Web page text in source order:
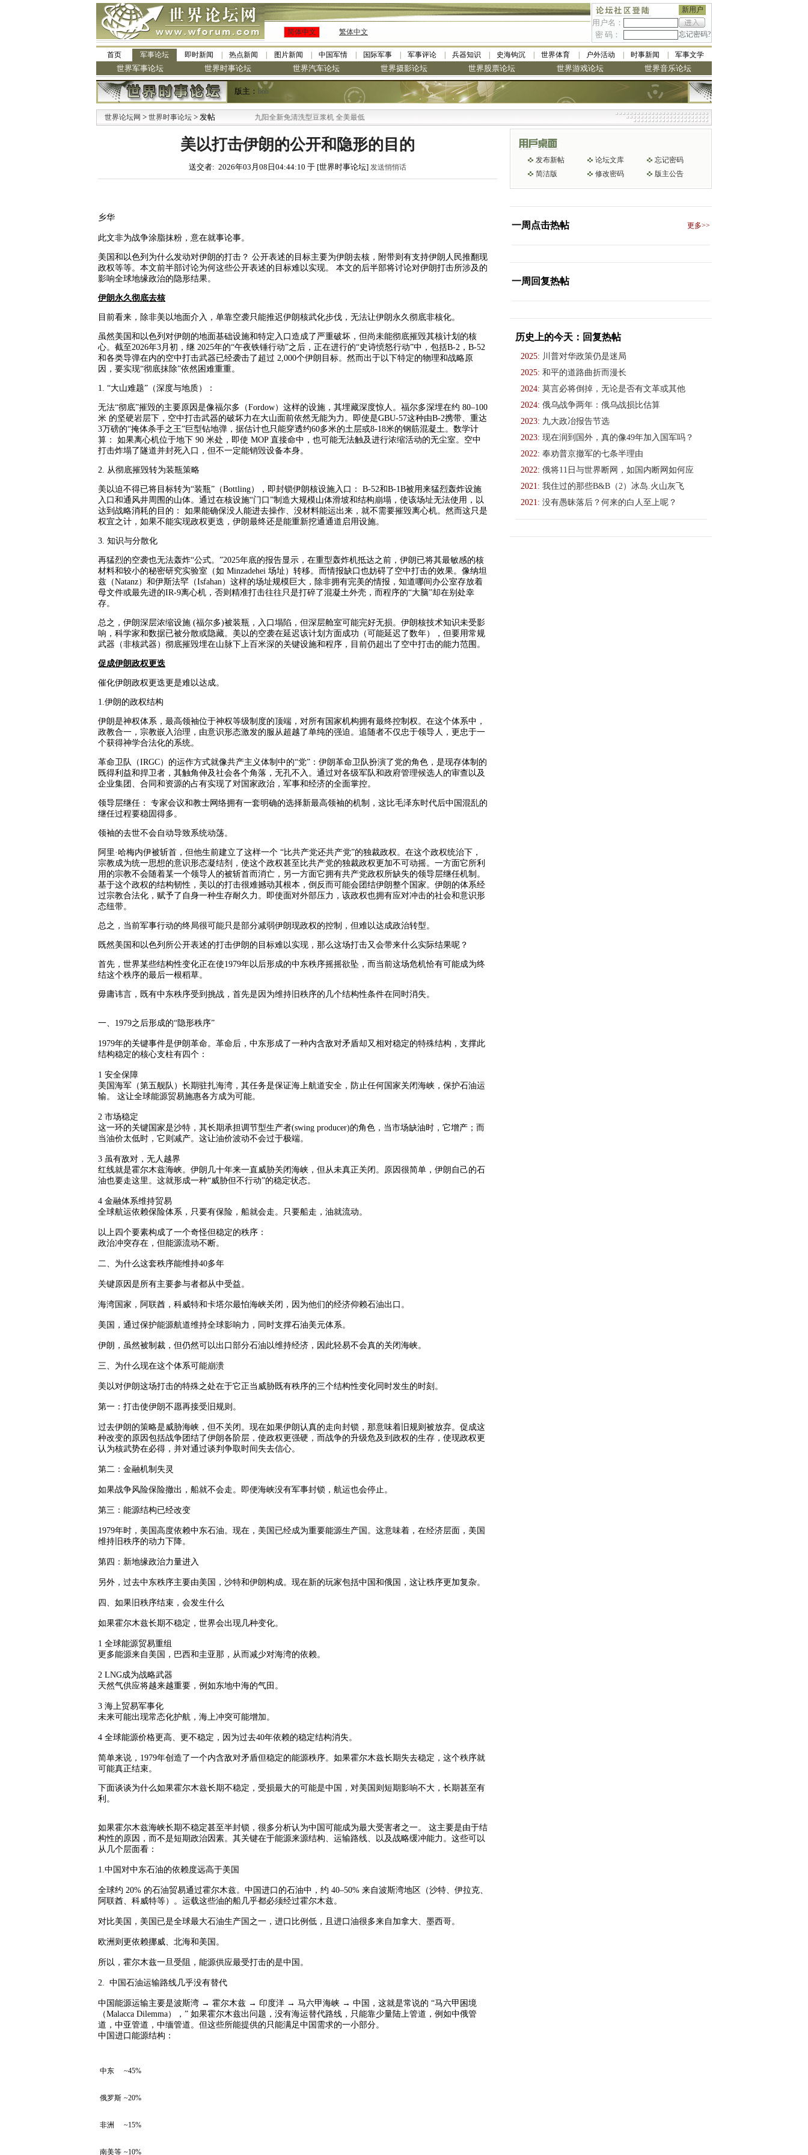
新用户
用户名：
密 码：
忘记密码?
简体中文 繁体中文
首页 军事论坛 即时新闻 热点新闻 图片新闻 中国军情 国际军事 军事评论 兵器知识 史海钩沉 世界体育 户外活动 时事新闻 军事文学
世界军事论坛 世界时事论坛 世界汽车论坛 世界摄影论坛 世界股票论坛 世界游戏论坛 世界音乐论坛
版主： bob
世界论坛网 > 世界时事论坛 > 发帖· 九阳全新免清洗型豆浆机 全美最低
美以打击伊朗的公开和隐形的目的
送交者: 2026年03月08日04:44:10 于 [世界时事论坛] 发送悄悄话
乡华
此文非为战争涂脂抹粉，意在就事论事。
美国和以色列为什么发动对伊朗的打击？ 公开表述的目标主要为伊朗去核，附带则有支持伊朗人民推翻现
政权等等。本文前半部讨论为何这些公开表述的目标难以实现。 本文的后半部将讨论对伊朗打击所涉及的
影响全球地缘政治的隐形结果。
伊朗永久彻底去核
目前看来，除非美以地面介入，单靠空袭只能推迟伊朗核武化步伐，无法让伊朗永久彻底非核化。
虽然美国和以色列对伊朗的地面基础设施和特定入口造成了严重破坏，但尚未能彻底摧毁其核计划的核
心。截至2026年3月初，继 2025年的“午夜铁锤行动”之后，正在进行的“史诗愤怒行动”中，包括B-2，B-52
和各类导弹在内的空中打击武器已经袭击了超过 2,000个伊朗目标。然而出于以下特定的物理和战略原
因，要实现“彻底抹除”依然困难重重。
1. “大山难题”（深度与地质）：
无法“彻底”摧毁的主要原因是像福尔多（Fordow）这样的设施，其埋藏深度惊人。福尔多深埋在约 80–100
米 的坚硬岩层下，空中打击武器的破坏力在大山面前依然无能为力。即使是GBU-57这种由B-2携带、重达
3万磅的“掩体杀手之王”巨型钻地弹，据估计也只能穿透约60多米的土层或8-18米的钢筋混凝土。数学计
算： 如果离心机位于地下 90 米处，即使 MOP 直接命中，也可能无法触及进行浓缩活动的无尘室。空中
打击炸塌了隧道并封死入口，但不一定能销毁设备本身。
2. 从彻底摧毁转为装瓶策略
美以迫不得已将目标转为“装瓶”（Bottling），即封锁伊朗核设施入口： B-52和B-1B被用来猛烈轰炸设施
入口和通风井周围的山体。通过在核设施“门口”制造大规模山体滑坡和结构崩塌，使该场址无法使用，以
达到战略消耗的目的： 如果能确保没人能进去操作、没材料能运出来，就不需要摧毁离心机。然而这只是
权宜之计，如果不能实现政权更迭，伊朗最终还是能重新挖通通道启用设施。
3. 知识与分散化
再猛烈的空袭也无法轰炸“公式。”2025年底的报告显示，在重型轰炸机抵达之前，伊朗已将其最敏感的核
材料和较小的秘密研究实验室（如 Minzadehei 场址）转移。而情报缺口也妨碍了空中打击的效果。像纳坦
兹（Natanz）和伊斯法罕（Isfahan）这样的场址规模巨大，除非拥有完美的情报，知道哪间办公室存放着
母文件或最先进的IR-9离心机，否则精准打击往往只是打碎了混凝土外壳，而程序的“大脑”却在别处幸
存。
总之，伊朗深层浓缩设施 (福尔多)被装瓶，入口塌陷，但深层舱室可能完好无损。伊朗核技术知识未受影
响，科学家和数据已被分散或隐藏。美以的空袭在延迟该计划方面成功（可能延迟了数年），但要用常规
武器（非核武器）彻底摧毁埋在山脉下上百米深的关键设施和程序，目前仍超出了空中打击的能力范围。
促成伊朗政权更迭
催化伊朗政权更迭更是难以达成。
1.伊朗的政权结构
伊朗是神权体系，最高领袖位于神权等级制度的顶端，对所有国家机构拥有最终控制权。在这个体系中，
政教合一，宗教嵌入治理，由意识形态激发的服从超越了单纯的强迫。追随者不仅忠于领导人，更忠于一
个获得神学合法化的系统。
革命卫队（IRGC）的运作方式就像共产主义体制中的“党”：伊朗革命卫队扮演了党的角色，是现存体制的
既得利益和捍卫者，其触角伸及社会各个角落，无孔不入。通过对各级军队和政府管理候选人的审查以及
企业集团、合同和资源的占有实现了对国家政治，军事和经济的全面掌控。
领导层继任： 专家会议和教士网络拥有一套明确的选择新最高领袖的机制，这比毛泽东时代后中国混乱的
继任过程要稳固得多。
领袖的去世不会自动导致系统动荡。
阿里·哈梅内伊被斩首，但他生前建立了这样一个 “比共产党还共产党”的独裁政权。在这个政权统治下，
宗教成为统一思想的意识形态凝结剂，使这个政权甚至比共产党的独裁政权更加不可动摇。一方面它所利
用的宗教不会随着某一个领导人的被斩首而消亡，另一方面它拥有共产党政权所缺失的领导层继任机制。
基于这个政权的结构韧性，美以的打击很难撼动其根本，倒反而可能会团结伊朗整个国家。伊朗的体系经
过宗教合法化，赋予了自身一种生存耐久力。即使面对外部压力，该政权也拥有应对冲击的社会和意识形
态纽带。
总之，当前军事行动的终局很可能只是部分减弱伊朗现政权的控制，但难以达成政治转型。
既然美国和以色列所公开表述的打击伊朗的目标难以实现，那么这场打击又会带来什么实际结果呢？
首先，世界某些结构性变化正在使1979年以后形成的中东秩序摇摇欲坠，而当前这场危机恰有可能成为终
结这个秩序的最后一根稻草。
毋庸讳言，既有中东秩序受到挑战，首先是因为维持旧秩序的几个结构性条件在同时消失。
一、 1979之后形成的“隐形秩序”
1979年的关键事件是伊朗革命。革命后，中东形成了一种内含敌对矛盾却又相对稳定的特殊结构，支撑此
结构稳定的核心支柱有四个：
1 安全保障
美国海军（第五舰队）长期驻扎海湾，其任务是保证海上航道安全，防止任何国家关闭海峡，保护石油运
输。 这让全球能源贸易施惠各方成为可能。
2 市场稳定
这一环的关键国家是沙特，其长期承担调节型生产者(swing producer)的角色，当市场缺油时，它增产；而
当油价太低时，它则减产。这让油价波动不会过于极端。
3 虽有敌对，无人越界
红线就是霍尔木兹海峡。伊朗几十年来一直威胁关闭海峡，但从未真正关闭。原因很简单，伊朗自己的石
油也要走这里。这就形成一种“威胁但不行动”的稳定状态。
4 金融体系维持贸易
全球航运依赖保险体系，只要有保险，船就会走。只要船走，油就流动。
以上四个要素构成了一个奇怪但稳定的秩序：
政治冲突存在，但能源流动不断。
二、为什么这套秩序能维持40多年
关键原因是所有主要参与者都从中受益。
海湾国家， 阿联酋，科威特和卡塔尔最怕海峡关闭，因为他们的经济仰赖石油出口。
美国， 通过保护能源航道维持全球影响力，同时支撑石油美元体系。
伊朗， 虽然被制裁，但仍然可以出口部分石油以维持经济，因此轻易不会真的关闭海峡。
三、为什么现在这个体系可能崩溃
美以对伊朗这场打击的特殊之处在于它正当威胁既有秩序的三个结构性变化同时发生的时刻。
第一：打击使伊朗不愿再接受旧规则。
过去伊朗的策略是威胁海峡，但不关闭。现在如果伊朗认真的走向封锁，那意味着旧规则被放弃。促成这
种改变的原因包括战争团结了伊朗各阶层，使政权更强硬，而战争的升级危及到政权的生存，使现政权更
认为核武势在必得，并对通过谈判争取时间失去信心。
第二：金融机制失灵
如果战争风险保险撤出，船就不会走。即便海峡没有军事封锁，航运也会停止。
第三：能源结构已经改变
1979年时，美国高度依赖中东石油。现在，美国已经成为重要能源生产国。这意味着，在经济层面，美国
维持旧秩序的动力下降。
第四：新地缘政治力量进入
另外，过去中东秩序主要由美国，沙特和伊朗构成。现在新的玩家包括中国和俄国，这让秩序更加复杂。
四、如果旧秩序结束，会发生什么
如果霍尔木兹长期不稳定，世界会出现几种变化。
1 全球能源贸易重组
更多能源来自美国，巴西和圭亚那，从而减少对海湾的依赖。
2 LNG成为战略武器
天然气供应将越来越重要，例如东地中海的气田。
3 海上贸易军事化
未来可能出现常态化护航，海上冲突可能增加。
4 全球能源价格更高、更不稳定， 因为过去40年依赖的稳定结构消失。
简单来说， 1979年创造了一个内含敌对矛盾但稳定的能源秩序。 如果霍尔木兹长期失去稳定，这个秩序就
可能真正结束。
下面谈谈为什么如果霍尔木兹长期不稳定，受损最大的可能是中国，对美国则短期影响不大，长期甚至有
利。
如果霍尔木兹海峡长期不稳定甚至半封锁，很多分析认为中国可能成为最大受害者之一。 这主要是由于结
构性的原因，而不是短期政治因素。其关键在于能源来源结构、运输路线、以及战略缓冲能力。这些可以
从几个层面看：
1.中国对中东石油的依赖度远高于美国
全球约 20% 的石油贸易通过霍尔木兹。中国进口的石油中，约 40–50% 来自波斯湾地区
（沙特、伊拉克、
阿联酋、科威特等）。运载这些油的船几乎都必须经过霍尔木兹。
对比美国，美国已是全球最大石油生产国之一，进口比例低，且进口油很多来自加拿大、墨西哥。
欧洲则 更依赖挪威、北海和美国。
所以， 霍尔木兹一旦受阻，能源供应最受打击的是中国。
2. 中国石油运输路线几乎没有替代
中国能源运输主要是波斯湾 → 霍尔木兹 → 印度洋 → 马六甲海峡 → 中国， 这就是常说的 “马六甲困境
（Malacca Dilemma）， ” 如果霍尔木兹出问题，没有海运替代路线，只能靠少量陆上管道，例如中俄管
道，中亚管道，中缅管道。但这些所能提供的只能满足中国需求的一小部分。
中国进口能源结构：
中东 ~45%
俄罗斯 ~20%
非洲 ~15%
南美等 ~10%
发布新帖 论坛文库
忘记密码
简洁版
修改密码 版主公告
一周点击热帖 更多>>
一周回复热帖
历史上的今天：回复热帖
2025: 川普对华政策仍是迷局
2025: 和平的道路曲折而漫长
2024: 莫言必将倒掉，无论是否有文革或其他
2024: 俄乌战争两年：俄乌战损比估算
2023: 九大政冶报告节选
2023: 现在润到国外，真的像49年加入国军吗？
2022: 奉劝普京撤军的七条半理由
2022: 俄将11日与世界断网，如国内断网如何应
2021: 我住过的那些B&B（2）冰岛.火山灰飞
2021: 没有愚昧落后？何来的白人至上呢？